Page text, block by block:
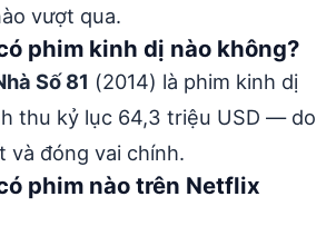
vượt qua.
phim kinh dị nào không?
Số 81 (2014) là phim kinh dị
thu kỷ lục 64,3 triệu USD — do
và đóng vai chính.
phim nào trên Netflix